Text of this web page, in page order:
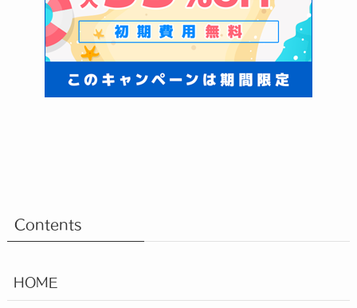
Contents
HOME